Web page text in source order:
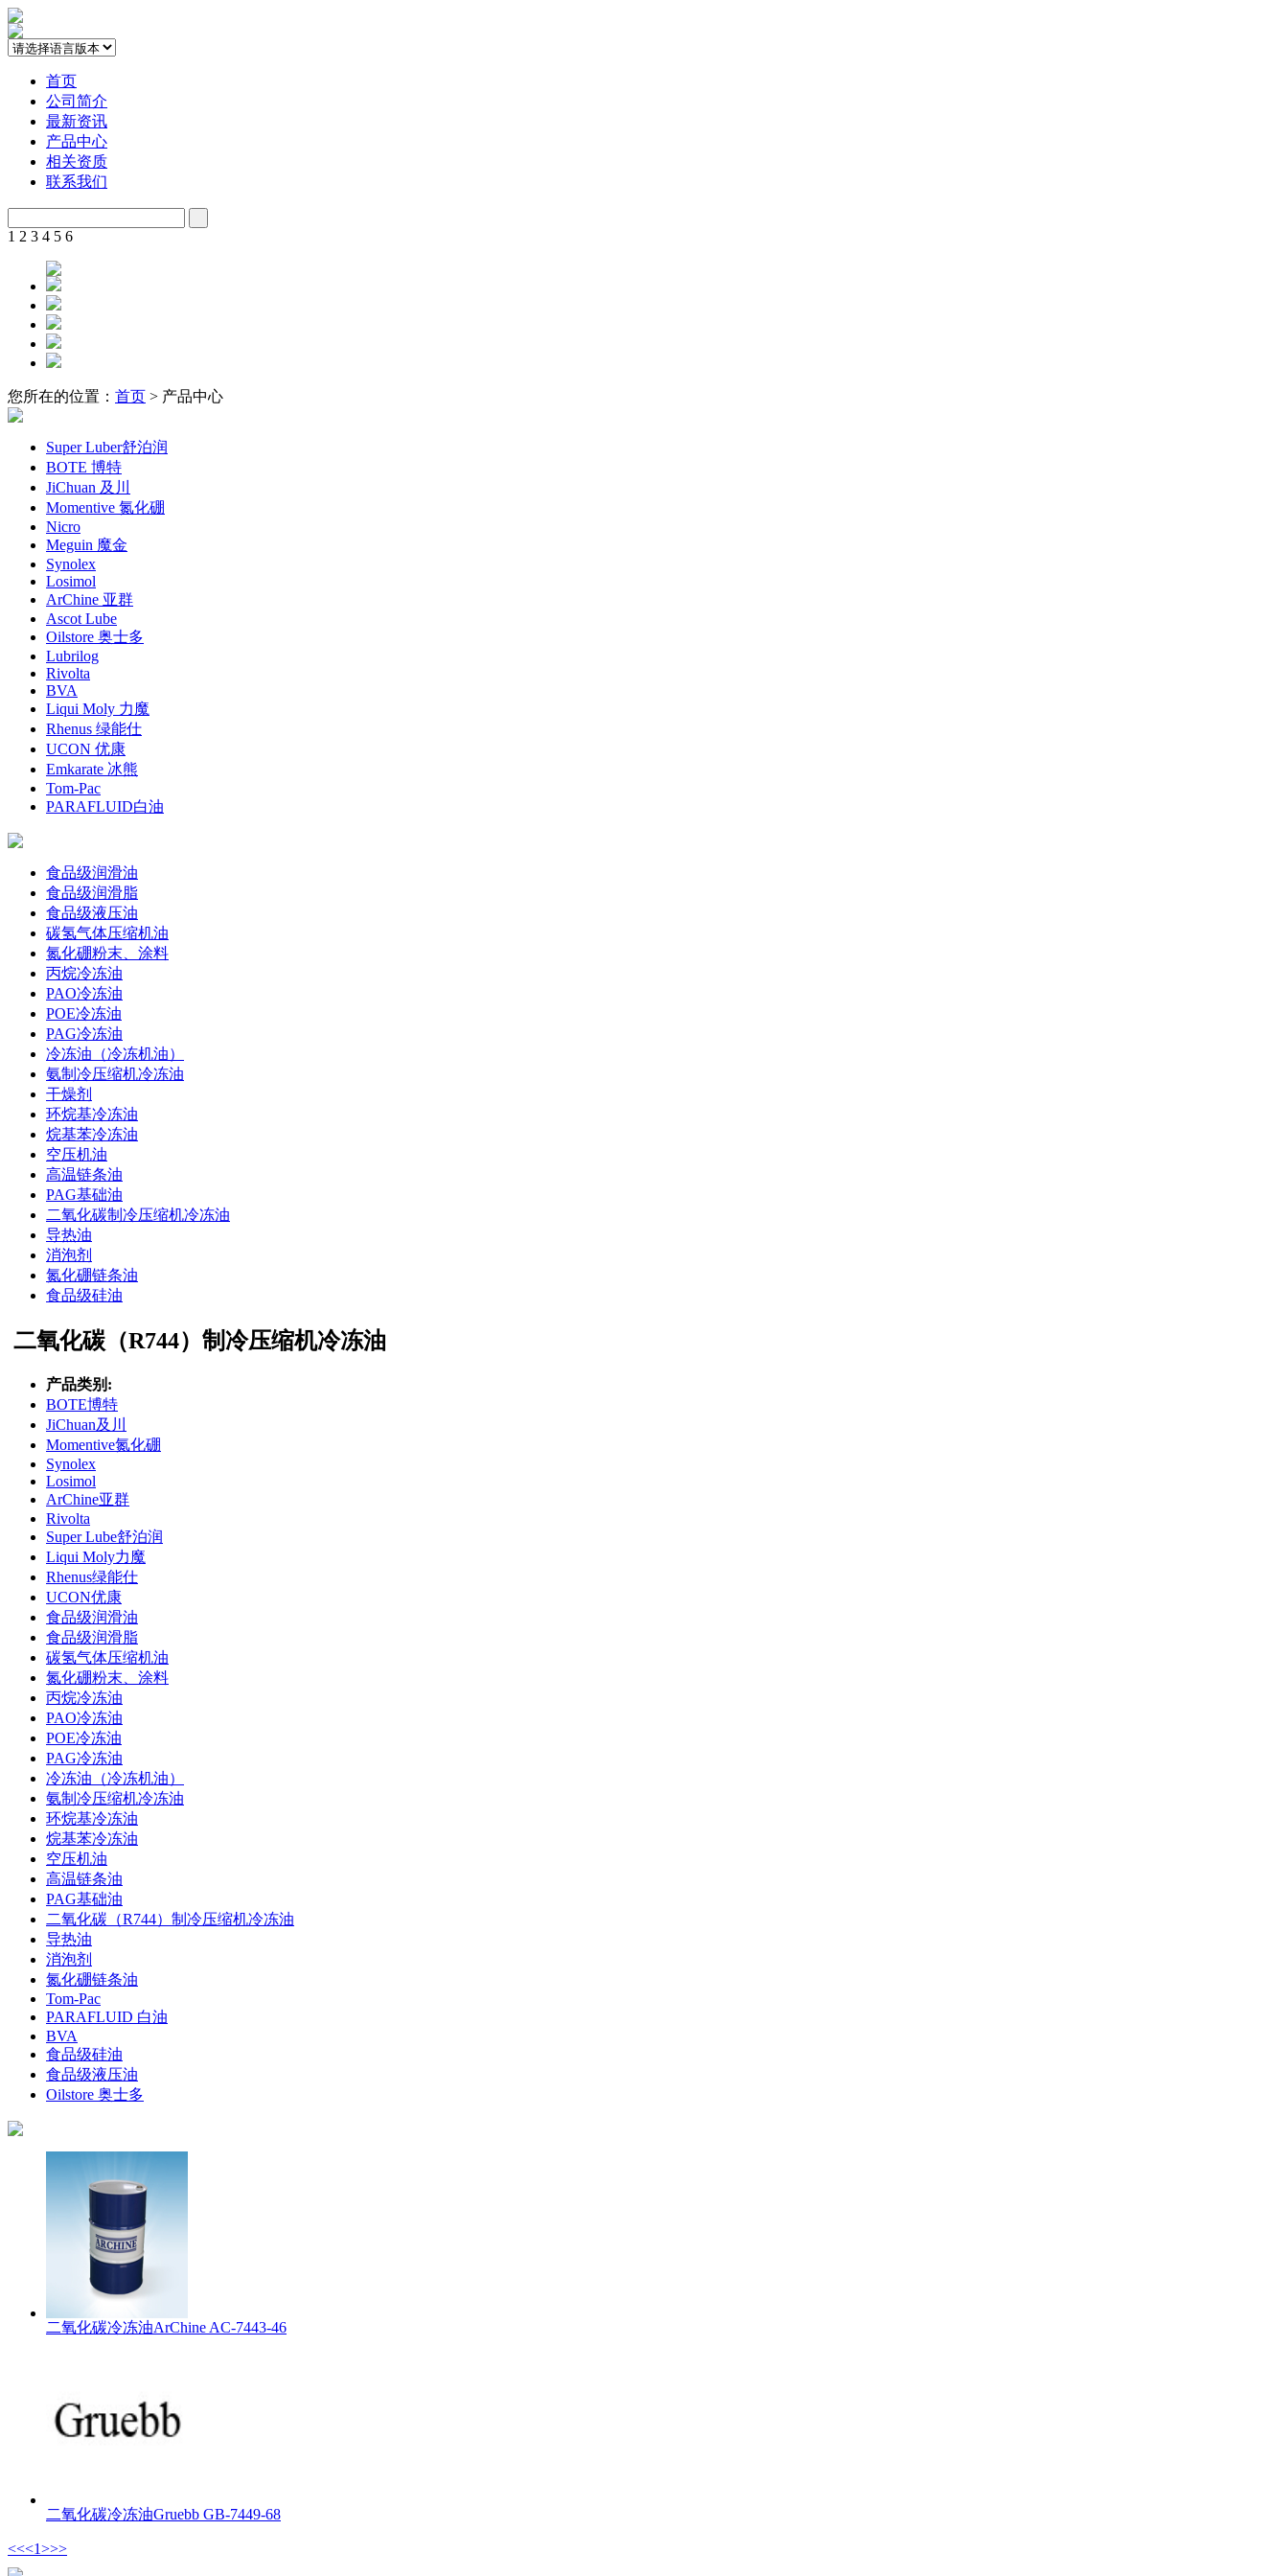
首页
公司简介
最新资讯
产品中心
相关资质
联系我们
1 2 3 4 5 6
您所在的位置： 首页 > 产品中心
Super Luber舒泊润
BOTE 博特
JiChuan 及川
Momentive 氮化硼
Nicro
Meguin 魔金
Synolex
Losimol
ArChine 亚群
Ascot Lube
Oilstore 奥士多
Lubrilog
Rivolta
BVA
Liqui Moly 力魔
Rhenus 绿能仕
UCON 优康
Emkarate 冰熊
Tom-Pac
PARAFLUID白油
食品级润滑油
食品级润滑脂
食品级液压油
碳氢气体压缩机油
氮化硼粉末、涂料
丙烷冷冻油
PAO冷冻油
POE冷冻油
PAG冷冻油
冷冻油（冷冻机油）
氨制冷压缩机冷冻油
干燥剂
环烷基冷冻油
烷基苯冷冻油
空压机油
高温链条油
PAG基础油
二氧化碳制冷压缩机冷冻油
导热油
消泡剂
氮化硼链条油
食品级硅油
二氧化碳（R744）制冷压缩机冷冻油
产品类别:
BOTE博特
JiChuan及川
Momentive氮化硼
Synolex
Losimol
ArChine亚群
Rivolta
Super Lube舒泊润
Liqui Moly力魔
Rhenus绿能仕
UCON优康
食品级润滑油
食品级润滑脂
碳氢气体压缩机油
氮化硼粉末、涂料
丙烷冷冻油
PAO冷冻油
POE冷冻油
PAG冷冻油
冷冻油（冷冻机油）
氨制冷压缩机冷冻油
环烷基冷冻油
烷基苯冷冻油
空压机油
高温链条油
PAG基础油
二氧化碳（R744）制冷压缩机冷冻油
导热油
消泡剂
氮化硼链条油
Tom-Pac
PARAFLUID 白油
BVA
食品级硅油
食品级液压油
Oilstore 奥士多
二氧化碳冷冻油ArChine AC-7443-46
二氧化碳冷冻油Gruebb GB-7449-68
<<<1>>>